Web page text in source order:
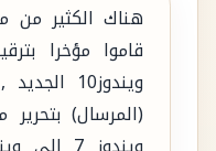
هناك الكثير من
(المرسال)